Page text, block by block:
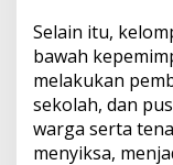
Selain itu,
bawah
melakukan
sekolah, dan
warga serta
menyiksa,